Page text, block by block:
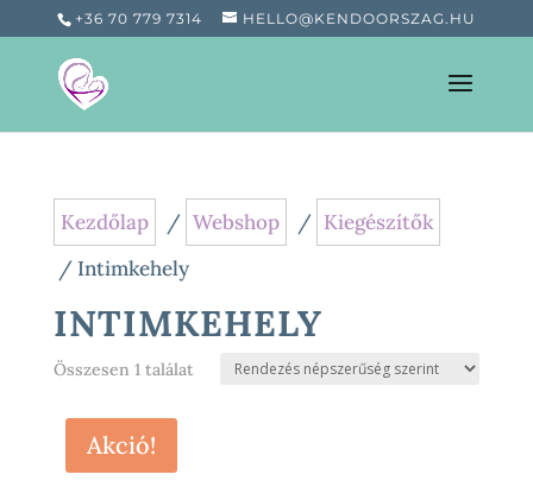
+36 70 779 7314 HELLO@KENDOORSZAG.HU
Kezdőlap / Webshop / Kiegészítők
/ Intimkehely
INTIMKEHELY
Összesen 1 találat
Akció!